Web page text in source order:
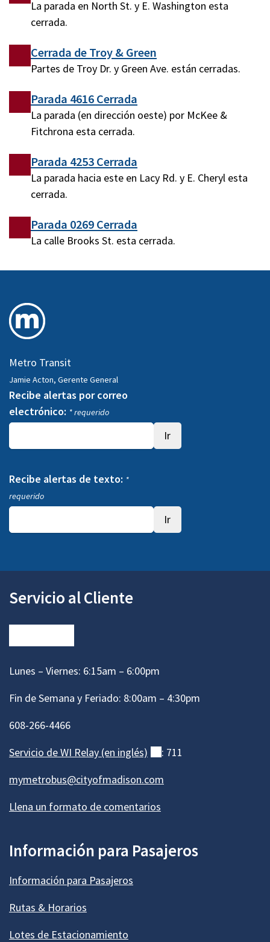
La parada en North St. y E. Washington esta
cerrada.
Cerrada de Troy & Green
Partes de Troy Dr. y Green Ave. están cerradas.
Parada 4616 Cerrada
La parada (en dirección oeste) por McKee &
Fitchrona esta cerrada.
Parada 4253 Cerrada
La parada hacia este en Lacy Rd. y E. Cheryl esta
cerrada.
Parada 0269 Cerrada
La calle Brooks St. esta cerrada.
Metro Transit
Jamie Acton, Gerente General
Recibe alertas por correo
electrónico: * requerido
Recibe alertas de texto: *
requerido
Servicio al Cliente
Lunes – Viernes: 6:15am – 6:00pm
Fin de Semana y Feriado: 8:00am – 4:30pm
608-266-4466
Servicio de WI Relay (en inglés) (externo)
: 711
mymetrobus@cityofmadison.com
Llena un formato de comentarios
Información para Pasajeros
Información para Pasajeros
Rutas & Horarios
Lotes de Estacionamiento